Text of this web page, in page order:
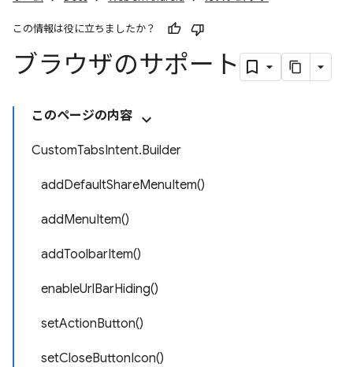
この情報は役に立ちましたか？
ブラウザのサポート
このページの内容
CustomTabsIntent.Builder
addDefaultShareMenuItem()
addMenuItem()
addToolbarItem()
enableUrlBarHiding()
setActionButton()
setCloseButtonIcon()